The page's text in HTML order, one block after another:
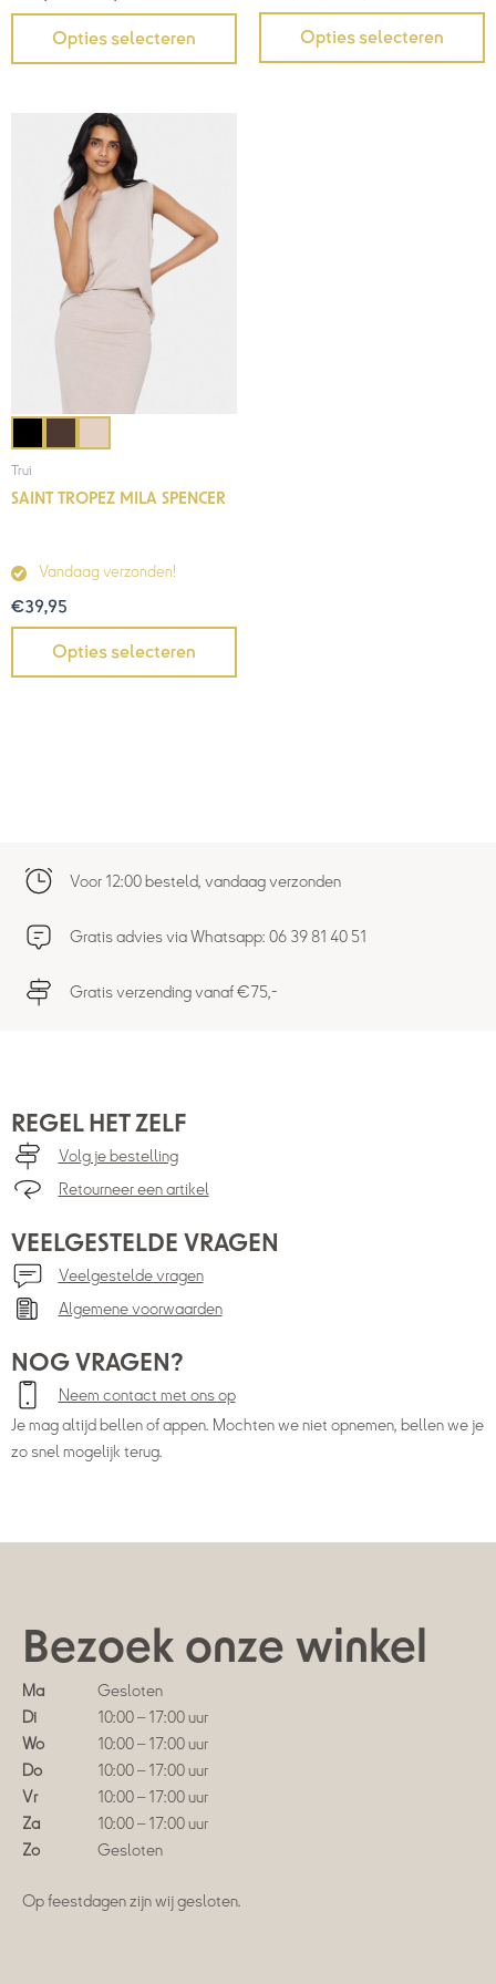
Opties selecteren Opties selecteren
Trui
SAINT TROPEZ MILA SPENCER
Vandaag verzonden!
€39,95
Opties selecteren
Voor 12:00 besteld, vandaag verzonden
Gratis advies via Whatsapp: 06 39 81 40 51
Gratis verzending vanaf €75,-
REGEL HET ZELF
Volg je bestelling
Retourneer een artikel
VEELGESTELDE VRAGEN
Veelgestelde vragen
Algemene voorwaarden
NOG VRAGEN?
Neem contact met ons op
Je mag altijd bellen of appen. Mochten we niet opnemen, bellen we je
zo snel mogelijk terug.
Bezoek onze winkel
Ma
Gesloten
Di
10:00 – 17:00 uur
Wo
10:00 – 17:00 uur
Do
10:00 – 17:00 uur
Vr
10:00 – 17:00 uur
Za
10:00 – 17:00 uur
Zo
Gesloten
Op feestdagen zijn wij gesloten.